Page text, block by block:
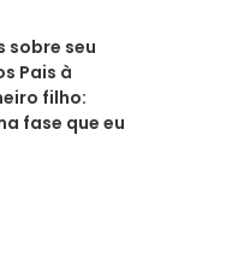
sobre seu
Pais à
filho:
fase que eu